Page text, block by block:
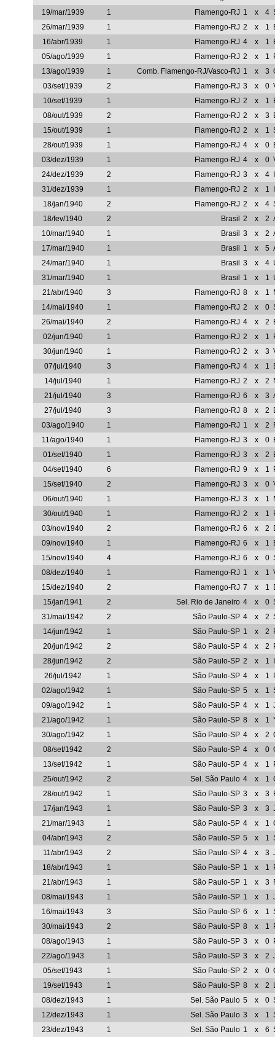
19/mar/1939
1 Flamengo-RJ 1 x 4
26/mar/1939
1 Flamengo-RJ 2 x 1
16/abr/1939
1 Flamengo-RJ 4 x 1
05/ago/1939
1 Flamengo-RJ 2 x 1
13/ago/1939
1 Comb. Flamengo-RJ/Vasco-RJ 1 x 3
03/set/1939
2 Flamengo-RJ 3 x 0
10/set/1939
1 Flamengo-RJ 2 x 1
08/out/1939
2 Flamengo-RJ 2 x 3
15/out/1939
1 Flamengo-RJ 2 x 1
28/out/1939
1 Flamengo-RJ 4 x 0
03/dez/1939
1 Flamengo-RJ 4 x 0
24/dez/1939
2 Flamengo-RJ 3 x 4
31/dez/1939
1 Flamengo-RJ 2 x 1
18/jan/1940
2 Flamengo-RJ 2 x 4
18/fev/1940
2 Brasil 2 x 2
10/mar/1940
1 Brasil 3 x 2
17/mar/1940
1 Brasil 1 x 5
24/mar/1940
1 Brasil 3 x 4
31/mar/1940
1 Brasil 1 x 1
21/abr/1940
3 Flamengo-RJ 8 x 1
14/mai/1940
1 Flamengo-RJ 2 x 0
26/mai/1940
2 Flamengo-RJ 4 x 2
02/jun/1940
1 Flamengo-RJ 2 x 1
30/jun/1940
1 Flamengo-RJ 2 x 3
07/jul/1940
3 Flamengo-RJ 4 x 1
14/jul/1940
1 Flamengo-RJ 2 x 2
21/jul/1940
3 Flamengo-RJ 6 x 3
27/jul/1940
3 Flamengo-RJ 8 x 2
03/ago/1940
1 Flamengo-RJ 1 x 2
11/ago/1940
1 Flamengo-RJ 3 x 0
01/set/1940
1 Flamengo-RJ 3 x 2
04/set/1940
6 Flamengo-RJ 9 x 1
15/set/1940
2 Flamengo-RJ 3 x 0
06/out/1940
1 Flamengo-RJ 3 x 1
30/out/1940
1 Flamengo-RJ 2 x 1
03/nov/1940
2 Flamengo-RJ 6 x 2
09/nov/1940
1 Flamengo-RJ 6 x 1
15/nov/1940
4 Flamengo-RJ 6 x 0
08/dez/1940
1 Flamengo-RJ 1 x 1
15/dez/1940
2 Flamengo-RJ 7 x 1
15/jan/1941
2 Sel. Rio de Janeiro 4 x 0
31/mai/1942
2 São Paulo-SP 4 x 2
14/jun/1942
1 São Paulo-SP 1 x 2
20/jun/1942
2 São Paulo-SP 4 x 2
28/jun/1942
2 São Paulo-SP 2 x 1
26/jul/1942
1 São Paulo-SP 4 x 1
02/ago/1942
1 São Paulo-SP 5 x 1
09/ago/1942
1 São Paulo-SP 4 x 1
21/ago/1942
1 São Paulo-SP 8 x 1
30/ago/1942
1 São Paulo-SP 4 x 2
08/set/1942
2 São Paulo-SP 4 x 0
13/set/1942
1 São Paulo-SP 4 x 1
25/out/1942
2 Sel. São Paulo 4 x 1
28/out/1942
1 São Paulo-SP 3 x 3
17/jan/1943
1 São Paulo-SP 3 x 3
21/mar/1943
1 São Paulo-SP 4 x 1
04/abr/1943
2 São Paulo-SP 5 x 1
11/abr/1943
2 São Paulo-SP 4 x 3
18/abr/1943
1 São Paulo-SP 1 x 1
21/abr/1943
1 São Paulo-SP 1 x 3
08/mai/1943
1 São Paulo-SP 1 x 1
16/mai/1943
3 São Paulo-SP 6 x 1
30/mai/1943
2 São Paulo-SP 8 x 1
08/ago/1943
1 São Paulo-SP 3 x 0
22/ago/1943
1 São Paulo-SP 3 x 2
05/set/1943
1 São Paulo-SP 2 x 0
19/set/1943
1 São Paulo-SP 8 x 2
08/dez/1943
1 Sel. São Paulo 5 x 0
12/dez/1943
1 Sel. São Paulo 3 x 1
23/dez/1943
1 Sel. São Paulo 1 x 6